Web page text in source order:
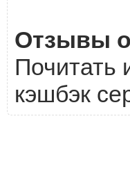
Отзывы
Почитать
кэшбэк